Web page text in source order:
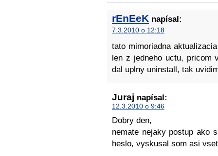
rEnEeK napísal:
7.3.2010 o 12:18
tato mimoriadna
len z jedneho uctu,
dal uplny uninstall, tak
Juraj napísal:
12.3.2010 o 9:46
Dobry den,
nemate nejaky postup ako
heslo, vyskusal som asi